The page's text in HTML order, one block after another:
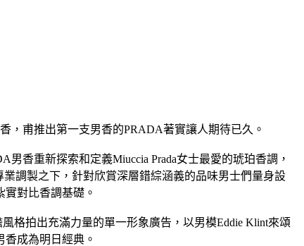
，甫推出第一支男香的PRADA著實讓人期待已久。
香重新探索和定義Miuccia Prada女士最愛的琥珀香調，
業調製之下，針對欣賞深層錯綜涵義的品味男士們量身設
對比香調基礎。
格拍出充滿力量的單一形象廣告，以男模Eddie Klint來頌
成為明日經典。